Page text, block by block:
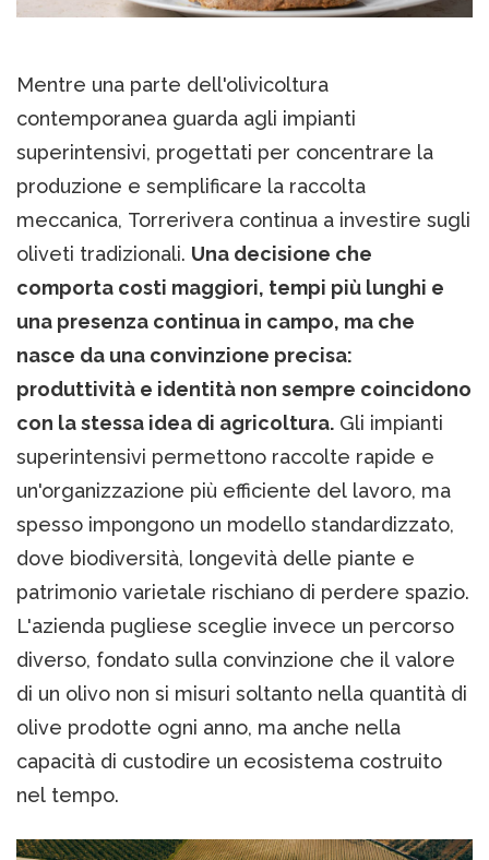
Mentre una parte dell'olivicoltura
contemporanea guarda agli impianti
superintensivi, progettati per concentrare la
produzione e semplificare la raccolta
meccanica, Torrerivera continua a investire sugli
oliveti tradizionali. Una decisione che
comporta costi maggiori, tempi più lunghi e
una presenza continua in campo, ma che
nasce da una convinzione precisa:
produttività e identità non sempre coincidono
con la stessa idea di agricoltura. Gli impianti
superintensivi permettono raccolte rapide e
un'organizzazione più efficiente del lavoro, ma
spesso impongono un modello standardizzato,
dove biodiversità, longevità delle piante e
patrimonio varietale rischiano di perdere spazio.
L'azienda pugliese sceglie invece un percorso
diverso, fondato sulla convinzione che il valore
di un olivo non si misuri soltanto nella quantità di
olive prodotte ogni anno, ma anche nella
capacità di custodire un ecosistema costruito
nel tempo.